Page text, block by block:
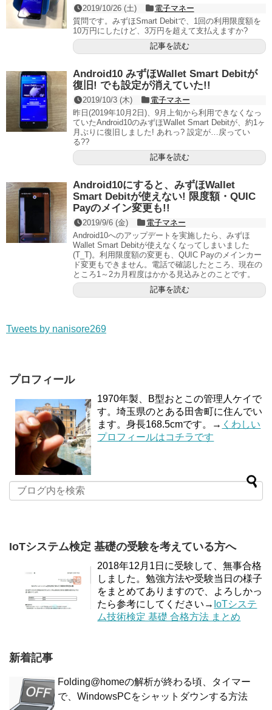
2019/10/26 (土)
電子マネー
質問です。みずほSmart Debitで、1回の利用限度額を
10万円にしたけど、3万円を超えて支払えますか?
記事を読む
Android10 みずほWallet Smart Debitが
復旧! でも設定が消えていた!!
2019/10/3 (木)
電子マネー
昨日(2019年10月2日)、9月上旬から利用できなくなっ
ていたAndroid10のみずほWallet Smart Debitが、約1ヶ
月ぶりに復旧しました! あれっ? 設定が…戻ってい
る??
記事を読む
Android10にすると、みずほWallet
Smart Debitが使えない! 限度額・QUIC
Payのメイン変更も!!
2019/9/6 (金)
電子マネー
Android10へのアップデートを実施したら、みずほ
Wallet Smart Debitが使えなくなってしまいました
(T_T)。利用限度額の変更も、QUIC Payのメインカー
ド変更もできません。電話で確認したところ、現在の
ところ1～2カ月程度はかかる見込みとのことです。
記事を読む
Tweets by nanisore269
プロフィール
1970年製、B型おとこの管理人ケイで
す。埼玉県のとある田舎町に住んでい
ます。身長168.5cmです。→ くわしい
プロフィールはコチラです
IoTシステム検定 基礎の受験を考えている方へ
2018年12月1日に受験して、無事合格
しました。勉強方法や受験当日の様子
をまとめてありますので、よろしかっ
たら参考にしてください→ IoTシステ
ム技術検定 基礎 合格方法 まとめ
新着記事
Folding@homeの解析が終わる頃、タイマー
で、WindowsPCをシャットダウンする方法